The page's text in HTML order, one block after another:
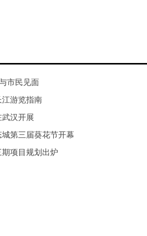
市民见面
游览指南
汉开展
第三届葵花节开幕
项目规划出炉